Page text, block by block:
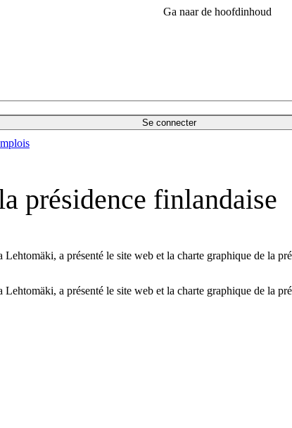
Ga naar de hoofdinhoud
Se connecter
présidence finlandaise
a présenté le site web et la charte graphique de la
a présenté le site web et la charte graphique de la